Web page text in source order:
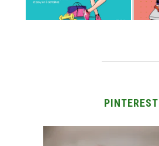
PINTEREST